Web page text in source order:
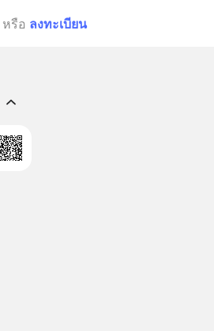
หรือ ลงทะเบียน